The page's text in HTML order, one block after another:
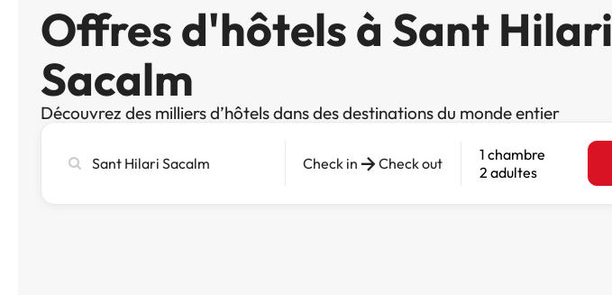
Offres d'hôtels à Sant Hilari
Sacalm
Découvrez des milliers d’hôtels dans des destinations du monde entier
une
Check in Check out
1 chambre
2 adultes